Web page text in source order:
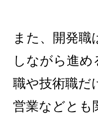
また、開発職
しながら進め
職や技術職だ
営業などとも